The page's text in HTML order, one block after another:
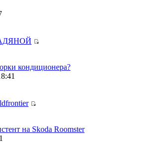
кондиционера?
на Skoda Roomster